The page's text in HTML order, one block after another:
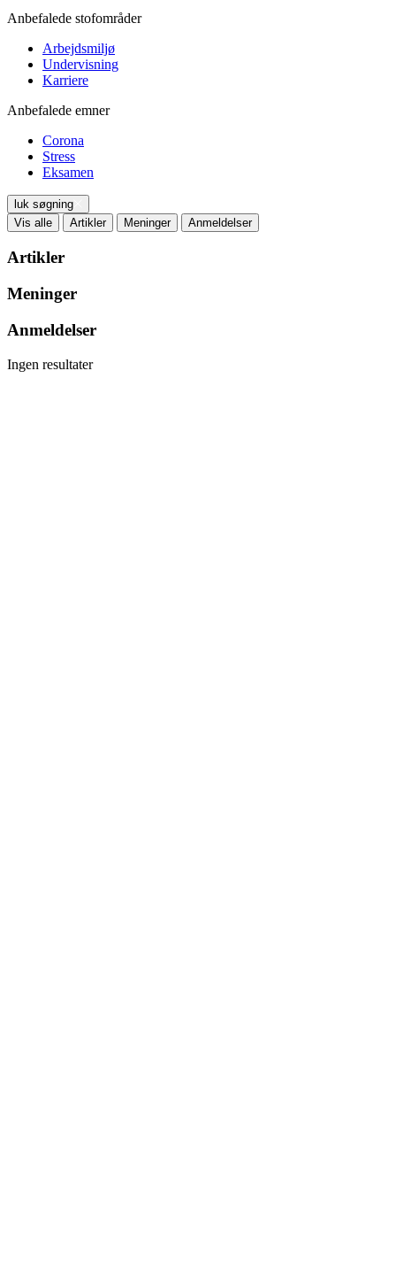
Anbefalede stofområder
Arbejdsmiljø
Undervisning
Karriere
Anbefalede emner
Corona
Stress
Eksamen
luk søgning
Vis alle
Artikler Meninger Anmeldelser
Artikler
Meninger
Anmeldelser
Ingen resultater